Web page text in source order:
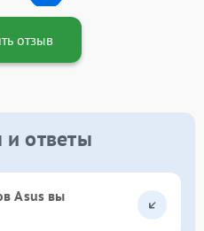
отзыв
ответы
Asus вы